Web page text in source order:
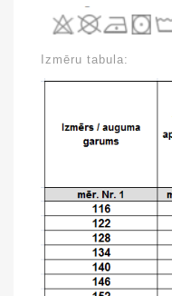
Izmēru tabula: